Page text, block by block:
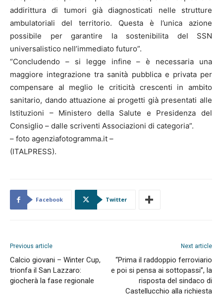
addirittura di tumori già diagnosticati nelle strutture
ambulatoriali del territorio. Questa è l’unica azione
possibile per garantire la sostenibilita del SSN
universalistico nell’immediato futuro”.
“Concludendo – si legge infine – è necessaria una
maggiore integrazione tra sanità pubblica e privata per
compensare al meglio le criticità crescenti in ambito
sanitario, dando attuazione ai progetti già presentati alle
Istituzioni – Ministero della Salute e Presidenza del
Consiglio – dalle scriventi Associazioni di categoria”.
– foto agenziafotogramma.it –
(ITALPRESS).
Facebook Twitter
Previous article
Calcio giovani – Winter Cup,
trionfa il San Lazzaro:
giocherà la fase regionale
Next article
“Prima il raddoppio ferroviario
e poi si pensa ai sottopassi”, la
risposta del sindaco di
Castellucchio alla richiesta